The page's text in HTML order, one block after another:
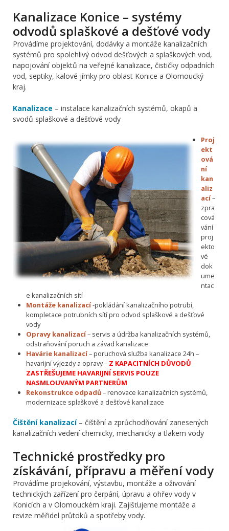
Kanalizace Konice – systémy
odvodů splaškové a dešťové vody
Provádíme projektování, dodávky a montáže kanalizačních
systémů pro spolehlivý odvod dešťových a splaškových vod,
napojování objektů na veřejné kanalizace, čističky odpadních
vod, septiky, kalové jímky pro oblast Konice a Olomoucký
kraj.
Kanalizace – instalace kanalizačních systémů, okapů a
svodů splaškové a dešťové vody
Proj
ekt
ová
ní
kan
aliz
ací–
zpra
cová
vání
proj
ekto
vé
dok
ume
ntac
e kanalizačních sítí
Montáže kanalizací-pokládání kanalizačního potrubí,
kompletace potrubních sítí pro odvod splaškové a dešťové
vody
Opravy kanalizací– servis a údržba kanalizačních systémů,
odstraňování poruch a závad kanalizace
Havárie kanalizací– poruchová služba kanalizace 24h –
havarijní výjezdy a opravy – Z KAPACITNÍCH DŮVODŮ
ZASTŘEŠUJEME HAVARIJNÍ SERVIS POUZE
NASMLOUVANÝM PARTNERŮM
Rekonstrukce odpadů– renovace kanalizačních systémů,
modernizace splaškové a dešťové kanalizace
Čištění kanalizací– čištění a zprůchodňování zanesených
kanalizačních vedení chemicky, mechanicky a tlakem vody
Technické prostředky pro
získávání, přípravu a měření vody
Provádíme projekování, výstavbu, montáže a oživování
technických zařízení pro čerpání, úpravu a ohřev vody v
Konicích a v Olomouckém kraji. Zajišťujeme montáže a
revize měřidel průtoků a spotřeby vody.